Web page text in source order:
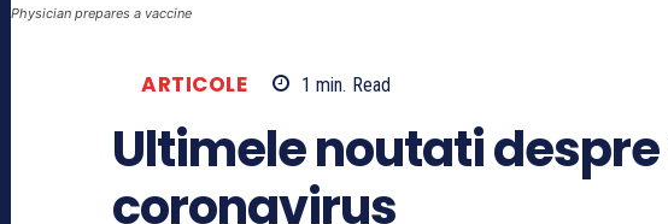
Physician prepares a vaccine
ARTICOLE 1 min. Read
Ultimele noutati
coronavirus